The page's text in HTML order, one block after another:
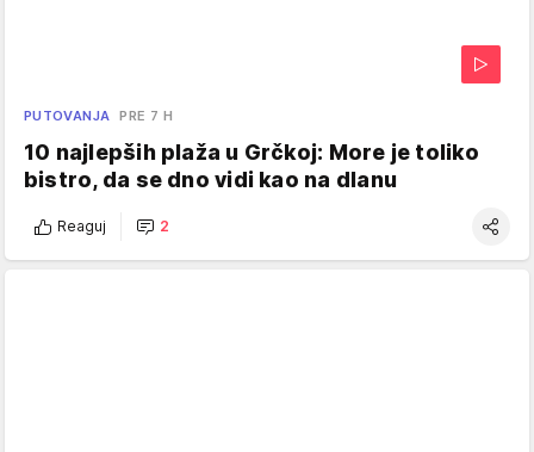
PUTOVANJA PRE 7 H
10 najlepših plaža u Grčkoj: More je toliko
bistro, da se dno vidi kao na dlanu
Reaguj 2